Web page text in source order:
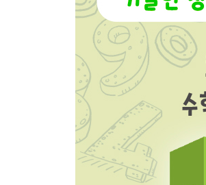
8장 파라가냐, 빨가가냐!
_미션 7: 확률이 높은지 낮
9장 꼬골~꼬골~꼴까닥!
_미션 8: 완전수를 찾아라! (
10장 거니와 주니, 거니 또는
_미션 9: 논리 연산을 완료
11장 싱크홀? 메꿔홀!